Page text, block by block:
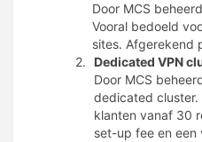
Door MCS
Vooral bedoeld
sites. Afgerekend
Dedicated VPN
Door MCS
dedicated cluster.
klanten vanaf 30
set-up fee en een